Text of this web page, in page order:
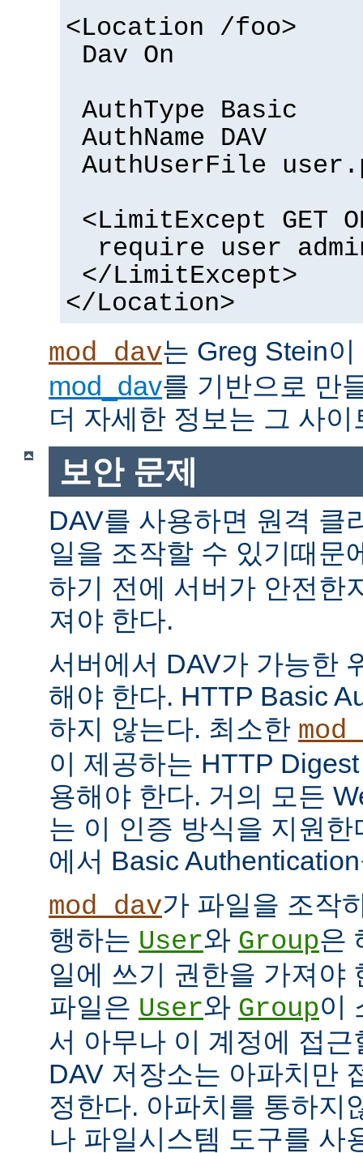
<Location /foo>
Dav On
AuthType Basic
AuthName DAV
AuthUserFile
<LimitExcept GET
require user
</LimitExcept>
</Location>
mod_dav는 Greg Stein
mod_dav를 기반으로 만
더 자세한 정보는 그 사
보안 문제
DAV를 사용하면 원격 클
일을 조작할 수 있기때문
하기 전에 서버가 안전한
져야 한다.
서버에서 DAV가 가능한
해야 한다. HTTP Basic
하지 않는다. 최소한
이 제공하는 HTTP
용해야 한다. 거의 모든
는 이 인증 방식을 지원
에서 Basic
mod_dav가 파일을 조작
행하는 User와 Group은
일에 쓰기 권한을 가져야
파일은 User와 Group이
서 아무나 이 계정에 접
DAV 저장소는 아파치만
정한다. 아파치를 통하지
나 파일시스템 도구를 사